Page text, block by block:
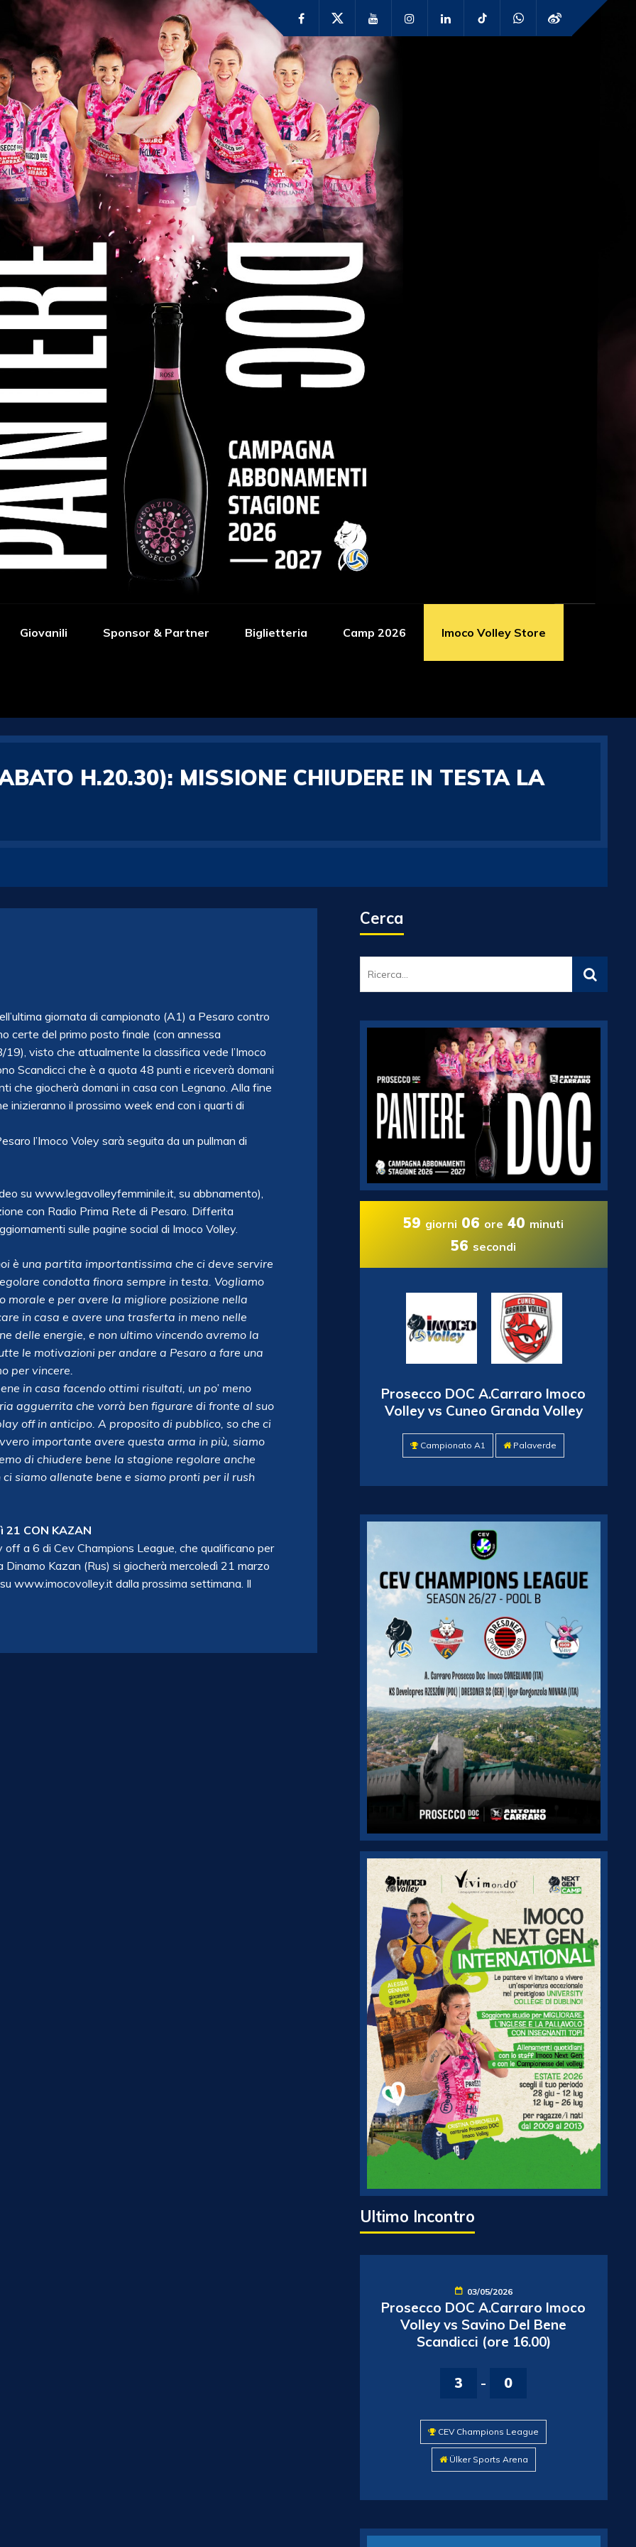
Giovanili Sponsor & Partner Biglietteria Camp 2026 Imoco Volley Store
H.20.30): MISSIONE CHIUDERE IN TESTA LA
giornata di campionato (A1) a Pesaro contro
certe del primo posto finale (con annessa
19), visto che attualmente la classifica vede l’Imoco
Scandicci che è a quota 48 punti e riceverà domani
che giocherà domani in casa con Legnano. Alla fine
inizieranno il prossimo week end con i quarti di
l’Imoco Voley sarà seguita da un pullman di
su www.legavolleyfemminile.it, su abbnamento),
con Radio Prima Rete di Pesaro. Differita
sulle pagine social di Imoco Volley.
è una partita importantissima che ci deve servire
condotta finora sempre in testa. Vogliamo
e per avere la migliore posizione nella
in casa e avere una trasferta in meno nelle
delle energie, e non ultimo vincendo avremo la
le motivazioni per andare a Pesaro a fare una
per vincere.
in casa facendo ottimi risultati, un po’ meno
agguerrita che vorrà ben figurare di fronte al suo
off in anticipo. A proposito di pubblico, so che ci
importante avere questa arma in più, siamo
di chiudere bene la stagione regolare anche
siamo allenate bene e siamo pronti per il rush
21 CON KAZAN
a 6 di Cev Champions League, che qualificano per
Kazan (Rus) si giocherà mercoledì 21 marzo
www.imocovolley.it dalla prossima settimana. Il
Cerca
59 giorni 06 ore 40 minuti
55 secondi
Prosecco DOC A.Carraro Imoco
Volley vs Cuneo Granda Volley
Campionato A1 Palaverde
Ultimo Incontro
03/05/2026
Prosecco DOC A.Carraro Imoco
Volley vs Savino Del Bene
Scandicci (ore 16.00)
3 - 0
CEV Champions League
Ülker Sports Arena